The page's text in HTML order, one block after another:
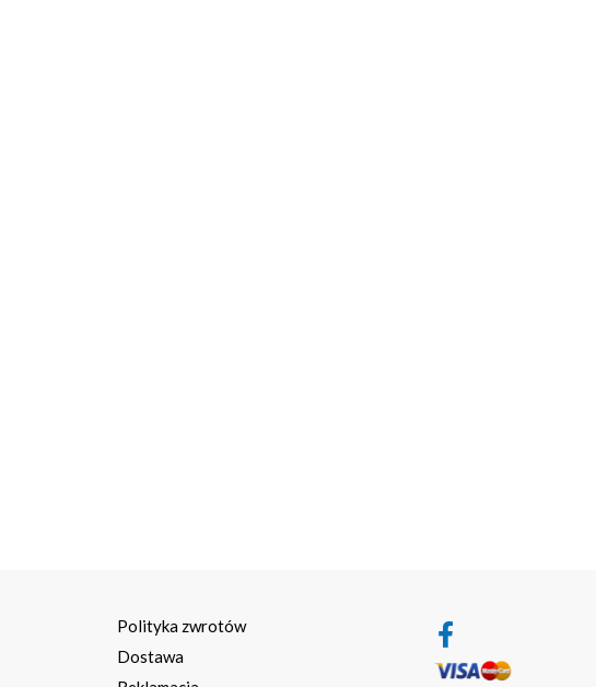
Polityka zwrotów
Dostawa